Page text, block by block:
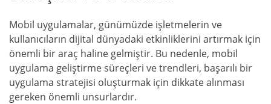
Mobil uygulamalar, günümüzde işletmelerin ve
kullanıcıların dijital dünyadaki etkinliklerini artırmak için
önemli bir araç haline gelmiştir. Bu nedenle, mobil
uygulama geliştirme süreçleri ve trendleri, başarılı bir
uygulama stratejisi oluşturmak için dikkate alınması
gereken önemli unsurlardır.